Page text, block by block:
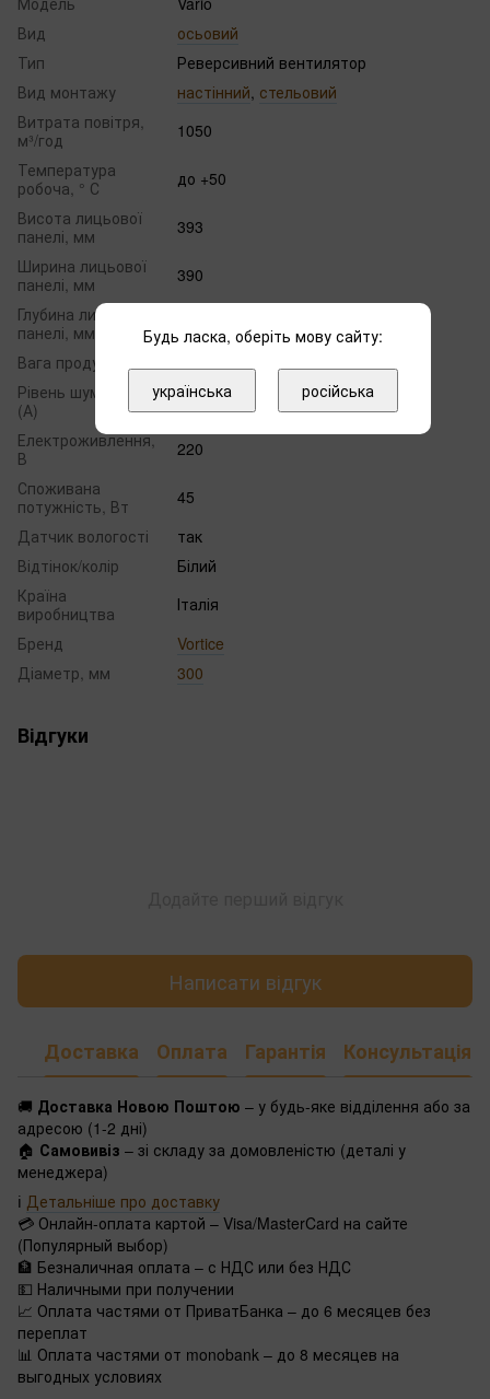
Вид
осьовий
Тип
Реверсивний вентилятор
Вид монтажу
настінний, стельовий
Витрата повітря,
м³/год
1050
Температура
робоча, ° С
до +50
Висота лицьової
панелі, мм
393
Ширина лицьової
панелі, мм
390
Глубина лицьової
панелі, мм
Вага продукту, кг
Рівень шуму, дБ
(А)
40
Електроживлення,
В
220
Споживана
потужність, Вт
45
Датчик вологості
так
Відтінок/колір
Білий
Країна
виробництва
Італія
Бренд
Vortice
Діаметр, мм
300
Відгуки
Написати відгук
Доставка Оплата Гарантія Консультація
🚚 Доставка Новою Поштою – у будь-яке відділення або за
адресою (1-2 дні)
🏠 Самовивіз – зі складу за домовленістю (деталі у
менеджера)
ℹ️ Детальніше про доставку
💳 Онлайн-оплата картой – Visa/MasterCard на сайте
(Популярный выбор)
🏦 Безналичная оплата – с НДС или без НДС
💵 Наличными при получении
📈 Оплата частями от ПриватБанка – до 6 месяцев без
переплат
📊 Оплата частями от monobank – до 8 месяцев на
выгодных условиях
Будь ласка, оберіть мову сайту:
українська російська